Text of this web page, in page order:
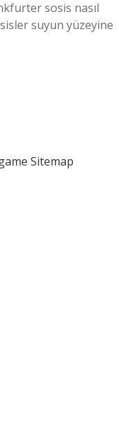
sosis nasıl
suyun yüzeyine
Sitemap